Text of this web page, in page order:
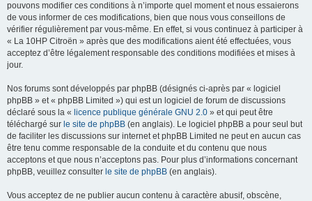
pouvons modifier ces conditions à n’importe quel moment et nous essaierons
de vous informer de ces modifications, bien que nous vous conseillons de
vérifier régulièrement par vous-même. En effet, si vous continuez à participer à
« La 10HP Citroën » après que des modifications aient été effectuées, vous
acceptez d’être légalement responsable des conditions modifiées et mises à
jour.
Nos forums sont développés par phpBB (désignés ci-après par « logiciel
phpBB » et « phpBB Limited ») qui est un logiciel de forum de discussions
déclaré sous la « licence publique générale GNU 2.0 » et qui peut être
téléchargé sur le site de phpBB (en anglais). Le logiciel phpBB a pour seul but
de faciliter les discussions sur internet et phpBB Limited ne peut en aucun cas
être tenu comme responsable de la conduite et du contenu que nous
acceptons et que nous n’acceptons pas. Pour plus d’informations concernant
phpBB, veuillez consulter le site de phpBB (en anglais).
Vous acceptez de ne publier aucun contenu à caractère abusif, obscène,